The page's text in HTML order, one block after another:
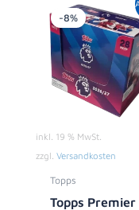
-8%
inkl. 19 % MwSt.
zzgl. Versandkosten
Topps
Topps Premier
Preis
war:
Preis
ist: